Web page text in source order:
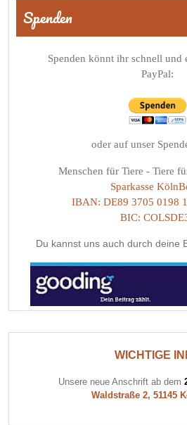
Spenden
Spenden könnt ihr schnell und
PayPal:
oder auf unser
Menschen für Tiere - Tiere
Sparkasse
IBAN: DE89 3705 0198
BIC:
Du kannst uns auch durch deine
WICHTIGE
Unsere neue Anschrift ab dem
Waldstraße 2, 51145